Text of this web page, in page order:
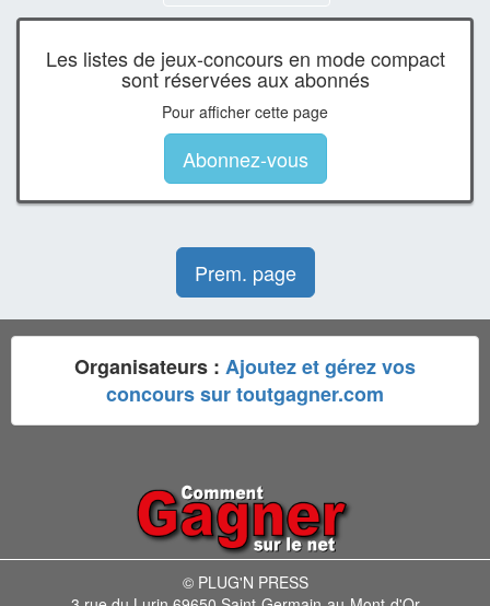
Les listes de jeux-concours en mode compact
sont réservées aux abonnés
Pour afficher cette page
Abonnez-vous
Prem. page
Organisateurs : Ajoutez et gérez vos
concours sur toutgagner.com
© PLUG'N PRESS